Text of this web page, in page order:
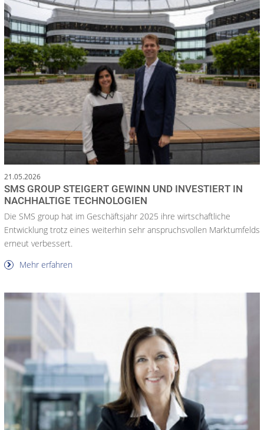
21.05.2026
SMS GROUP STEIGERT GEWINN UND INVESTIERT IN
NACHHALTIGE TECHNOLOGIEN
Die SMS group hat im Geschäftsjahr 2025 ihre wirtschaftliche
Entwicklung trotz eines weiterhin sehr anspruchsvollen Marktumfelds
erneut verbessert.
Mehr erfahren